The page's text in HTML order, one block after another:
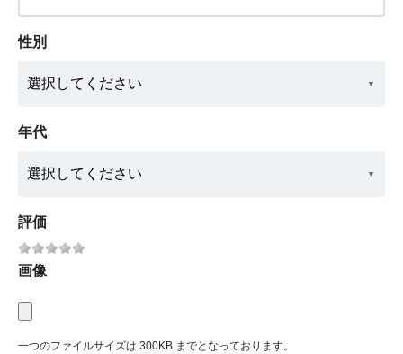
性別
年代
評価
画像
一つのファイルサイズは 300KB までとなっております。